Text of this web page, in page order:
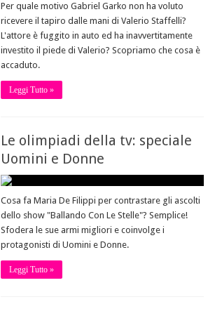
Per quale motivo Gabriel Garko non ha voluto
ricevere il tapiro dalle mani di Valerio Staffelli?
L'attore è fuggito in auto ed ha inavvertitamente
investito il piede di Valerio? Scopriamo che cosa è
accaduto.
Leggi Tutto »
Le olimpiadi della tv: speciale
Uomini e Donne
Cosa fa Maria De Filippi per contrastare gli ascolti
dello show "Ballando Con Le Stelle"? Semplice!
Sfodera le sue armi migliori e coinvolge i
protagonisti di Uomini e Donne.
Leggi Tutto »